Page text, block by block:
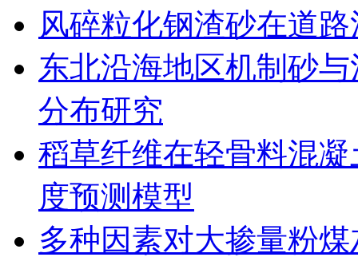
风碎粒化钢渣砂在道
东北沿海地区机制砂
分布研究
稻草纤维在轻骨料混
度预测模型
多种因素对大掺量粉